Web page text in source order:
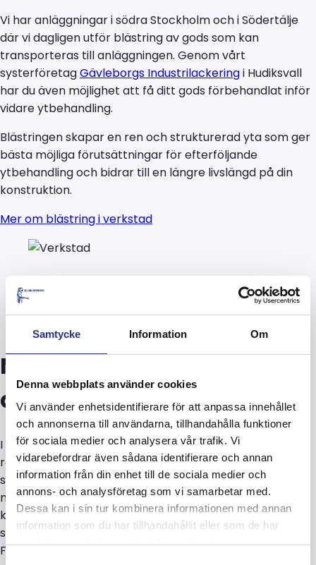
Samtycke Information Om
Denna webbplats använder cookies
Vi använder enhetsidentifierare för att anpassa innehållet
och annonserna till användarna, tillhandahålla funktioner
för sociala medier och analysera vår trafik. Vi
vidarebefordrar även sådana identifierare och annan
information från din enhet till de sociala medier och
annons- och analysföretag som vi samarbetar med.
Dessa kan i sin tur kombinera informationen med annan
information som du har tillhandahållit eller som de har
samlat in när du har använt deras tjänster.
Vi har anläggningar i södra Stockholm och i Södertälje
där vi dagligen utför blästring av gods som kan
transporteras till anläggningen. Genom vårt
systerföretagGävleborgs Industrilackeringi Hudiksvall
har du även möjlighet att få ditt gods förbehandlat inför
vidare ytbehandling.
Blästringen skapar en ren och strukturerad yta som ger
bästa möjliga förutsättningar för efterföljande
ytbehandling och bidrar till en längre livslängd på din
konstruktion.
Mer om blästring i verkstad
Metoder för ytskydd i våra
anläggningar
I Stockholm och Södertälje erbjuder vi
rostskyddsmålning och förzinkning för konstruktioner
som kan transporteras till våra verkstäder. Våra
medarbetare applicerar rätt ytskydd utifrån objektets
krav och förutsättningar, exempelvis genom
sprutmetallisering, sprutförzinkning samt system som
Fontezink och Zinga.